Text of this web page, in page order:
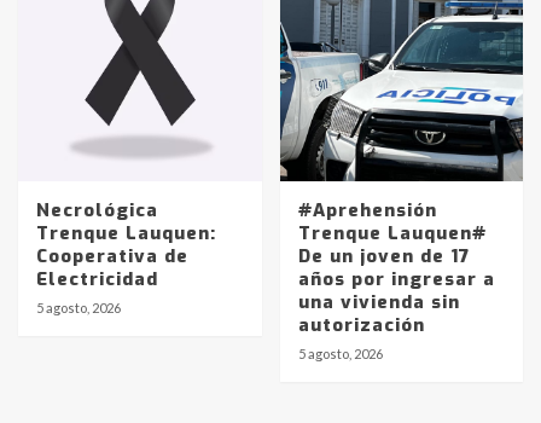
Necrológica
Trenque Lauquen:
Cooperativa de
Electricidad
5 agosto, 2026
#Aprehensión
Trenque Lauquen#
De un joven de 17
años por ingresar a
una vivienda sin
autorización
5 agosto, 2026
Accidente en Ruta 5: falleció un
joven de Trenque Lauquen
Los precios de los combustibles en
La Pampa, desde YPF hasta Axion
entre 857 a 1338 pesos
La Bolsa de Cereales de Bahía
Blanca anticipa que Agosto vendrá
con lluvias y heladas, en gran parte